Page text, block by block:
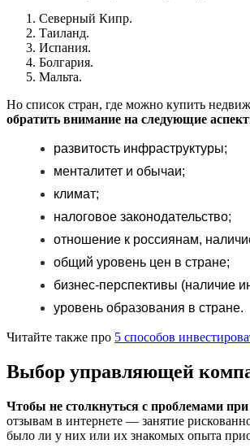
Северный Кипр.
Таиланд.
Испания.
Болгария.
Мальта.
Но список стран, где можно купить
обратить внимание на следующие
развитость инфраструктуры;
менталитет и обычаи;
климат;
налоговое законодательство;
отношение к россиянам,
общий уровень цен в стране;
бизнес-перспективы (наличие
уровень образования в стране.
Читайте также про 5 способов
Выбор управляющей
Чтобы не столкнуться с проблемами
отзывам в интернете — занятие
было ли у них или их знакомых опыта